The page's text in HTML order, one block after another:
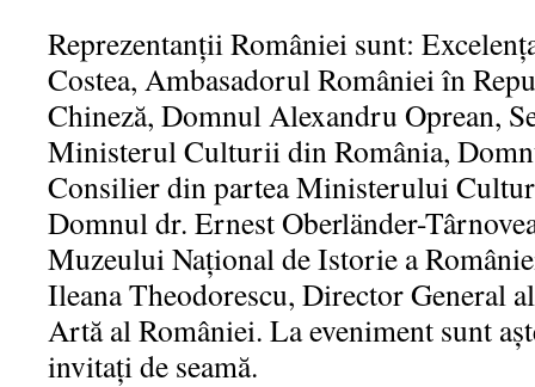
Reprezentanții României sunt:
Costea, Ambasadorul României în
Chineză, Domnul Alexandru Oprean,
Ministerul Culturii din România,
Consilier din partea Ministerului
Domnul dr. Ernest Oberländer-
Muzeului Naţional de Istorie a
Ileana Theodorescu, Director General
Artă al României. La eveniment sunt
invitați de seamă.